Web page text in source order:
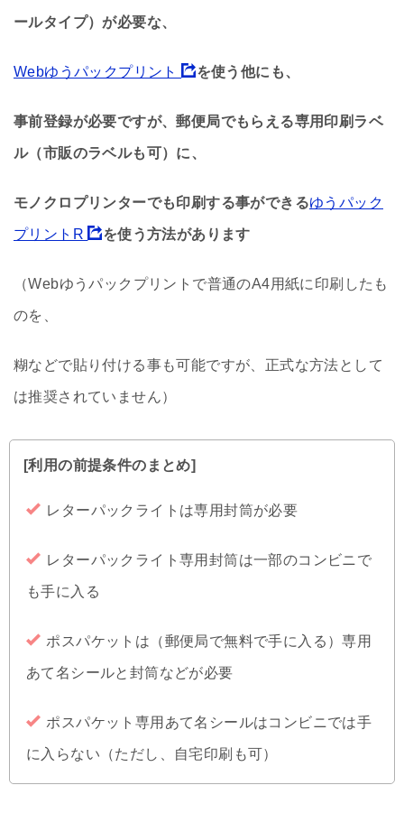
ールタイプ）が必要な、
Webゆうパックプリント を使う他にも、
事前登録が必要ですが、郵便局でもらえる専用印刷ラベ
ル（市販のラベルも可）に、
モノクロプリンターでも印刷する事ができるゆうパック
プリントR を使う方法があります
（Webゆうパックプリントで普通のA4用紙に印刷したも
のを、
糊などで貼り付ける事も可能ですが、正式な方法として
は推奨されていません）
[利用の前提条件のまとめ]
レターパックライトは専用封筒が必要
レターパックライト専用封筒は一部のコンビニで
も手に入る
ポスパケットは（郵便局で無料で手に入る）専用
あて名シールと封筒などが必要
ポスパケット専用あて名シールはコンビニでは手
に入らない（ただし、自宅印刷も可）